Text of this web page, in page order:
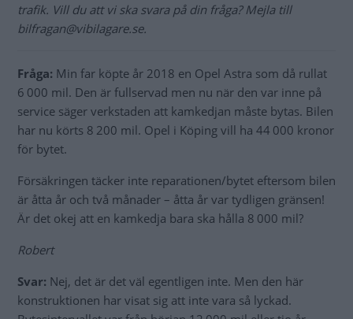
trafik. Vill du att vi ska svara på din fråga? Mejla till
bilfragan@vibilagare.se.
Fråga: Min far köpte år 2018 en Opel Astra som då rullat
6 000 mil. Den är fullservad men nu när den var inne på
service säger verkstaden att kamkedjan måste bytas. Bilen
har nu körts 8 200 mil. Opel i Köping vill ha 44 000 kronor
för bytet.
Försäkringen täcker inte reparationen/bytet eftersom bilen
är åtta år och två månader – åtta år var tydligen gränsen!
Är det okej att en kamkedja bara ska hålla 8 000 mil?
Robert
Svar: Nej, det är det väl egentligen inte. Men den här
konstruktionen har visat sig att inte vara så lyckad.